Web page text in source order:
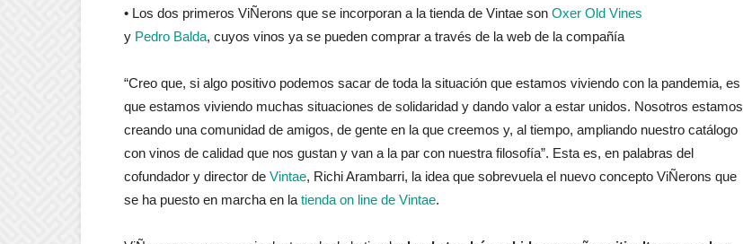
• Los dos primeros ViÑerons que se incorporan a la tienda de Vintae son Oxer Old Vines
y Pedro Balda, cuyos vinos ya se pueden comprar a través de la web de la compañía
“Creo que, si algo positivo podemos sacar de toda la situación que estamos viviendo con la pandemia, es
que estamos viviendo muchas situaciones de solidaridad y dando valor a estar unidos. Nosotros estamos
creando una comunidad de amigos, de gente en la que creemos y, al tiempo, ampliando nuestro catálogo
con vinos de calidad que nos gustan y van a la par con nuestra filosofía”. Esta es, en palabras del
cofundador y director de Vintae, Richi Arambarri, la idea que sobrevuela el nuevo concepto ViÑerons que
se ha puesto en marcha en la tienda on line de Vintae.